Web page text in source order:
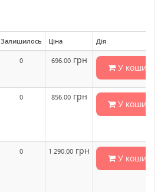
Залишилось Ціна Дія
0 696.00грн
У кошик
0 856.00грн
У кошик
0 1 290.00 грн
У кошик